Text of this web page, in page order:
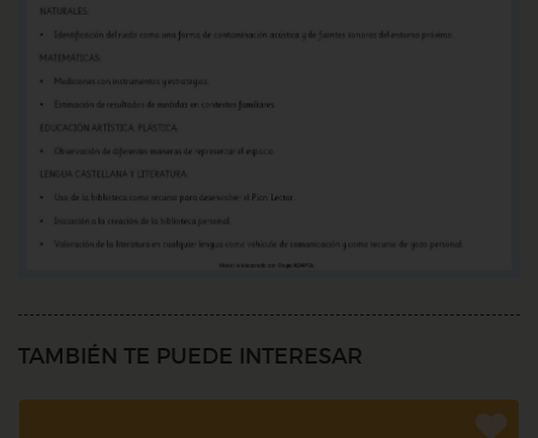
TAMBIÉN TE PUEDE INTERESAR